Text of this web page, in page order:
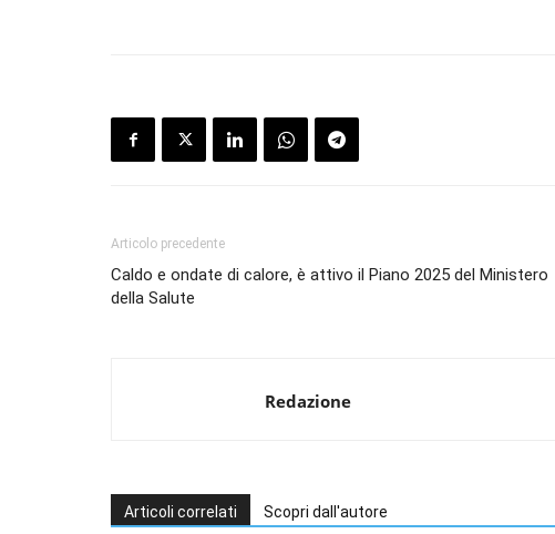
Articolo precedente
Caldo e ondate di calore, è attivo il Piano 2025 del Ministero
della Salute
Redazione
Articoli correlati Scopri dall'autore